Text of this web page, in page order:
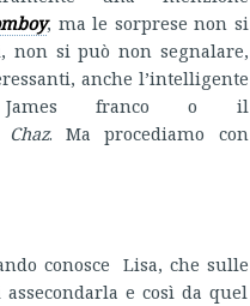
, ma le sorprese non si
non si può non segnalare,
anche l’intelligente
James franco o il
. Ma procediamo con
conosce Lisa, che sulle
e così da quel